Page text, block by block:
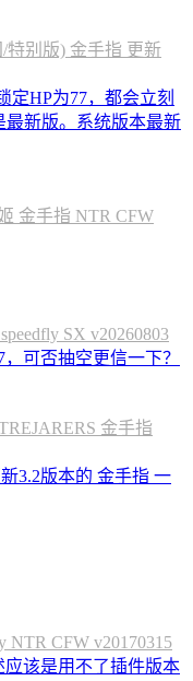
特别版) 金手指 更新
定HP为77，都会立刻
新版。系统版本最新
金手指 NTR CFW
SX v20260803
可否抽空更信一下？
金手指
3.2版本的 金手指 一
NTR CFW v20170315
该是用不了插件版本